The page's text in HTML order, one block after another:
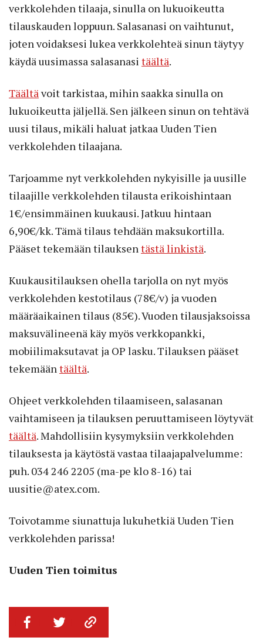
verkkolehden tilaaja, sinulla on lukuoikeutta
tilauskauden loppuun. Salasanasi on vaihtunut,
joten voidaksesi lukea verkkolehteä sinun täytyy
käydä uusimassa salasanasi täältä.
Täältä voit tarkistaa, mihin saakka sinulla on
lukuoikeutta jäljellä. Sen jälkeen sinun on tehtävä
uusi tilaus, mikäli haluat jatkaa Uuden Tien
verkkolehden tilaajana.
Tarjoamme nyt verkkolehden nykyisille ja uusille
tilaajille verkkolehden tilausta erikoishintaan
1€/ensimmäinen kuukausi. Jatkuu hintaan
6,90€/kk. Tämä tilaus tehdään maksukortilla.
Pääset tekemään tilauksen tästä linkistä.
Kuukausitilauksen ohella tarjolla on nyt myös
verkkolehden kestotilaus (78€/v) ja vuoden
määräaikainen tilaus (85€). Vuoden tilausjaksoissa
maksuvälineenä käy myös verkkopankki,
mobiilimaksutavat ja OP lasku. Tilauksen pääset
tekemään täältä.
Ohjeet verkkolehden tilaamiseen, salasanan
vaihtamiseen ja tilauksen peruuttamiseen löytyvät
täältä. Mahdollisiin kysymyksiin verkkolehden
tilauksesta ja käytöstä vastaa tilaajapalvelumme:
puh. 034 246 2205 (ma-pe klo 8-16) tai
uusitie@atex.com.
Toivotamme siunattuja lukuhetkiä Uuden Tien
verkkolehden parissa!
Uuden Tien toimitus